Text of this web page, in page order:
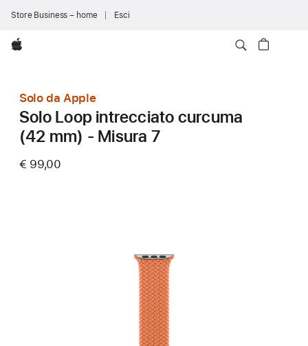
Store Business – home Esci
Apple
Solo da Apple
Solo Loop intrecciato curcuma
(42 mm) - Misura 7
€ 99,00